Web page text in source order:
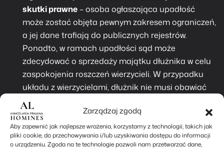
Zarządzaj zgodą
Aby zapewnić jak najlepsze wrażenia, korzystamy z technologii, takich jak
pliki cookie, do przechowywania i/lub uzyskiwania dostępu do informacji
o urządzeniu. Zgoda na te technologie pozwoli nam przetwarzać dane,
skutki prawne – osoba ogłaszająca upadłość
może zostać objęta pewnym zakresem ograniczeń,
a jej dane trafiają do publicznych rejestrów.
Ponadto, w ramach upadłości sąd może
zdecydować o sprzedaży majątku dłużnika w celu
zaspokojenia roszczeń wierzycieli. W przypadku
układu z wierzycielami, dłużnik nie musi obawiać
się publicznego ogłoszenia swojego zadłużenia, a
procedura restrukturyzacji jest bardziej dyskretna.
Wupadłości konsumenckiejmogą wystąpić
sytuacje, w których dłużnik będzie musiał